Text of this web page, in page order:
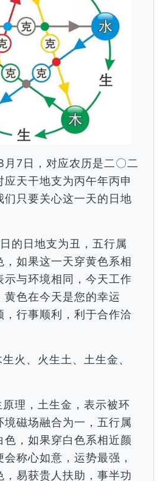
7日，对应农历是二〇二
天干地支为丙午年丙申
们只要关心这一天的日地
的日地支为丑，五行属
，如果这一天穿黄色系相
示与环境相同，今天工作
黄色在今天是您的幸运
，行事顺利，利于合作洽
火、火生土、土生金、
理，土生金，表示被环
境磁场融合为一，五行属
色，如果穿白色系相近颜
称心如意，运势最强，
，易获贵人扶助，事半功